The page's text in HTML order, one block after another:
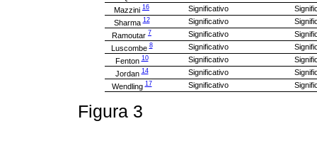
Mazzini 16 Significativo
Sharma12 Significativo
Ramoutar 7 Significativo
Luscombe8 Significativo
Fenton10 Significativo
Jordan14 Significativo
Wendling17 Significativo
Figura 3